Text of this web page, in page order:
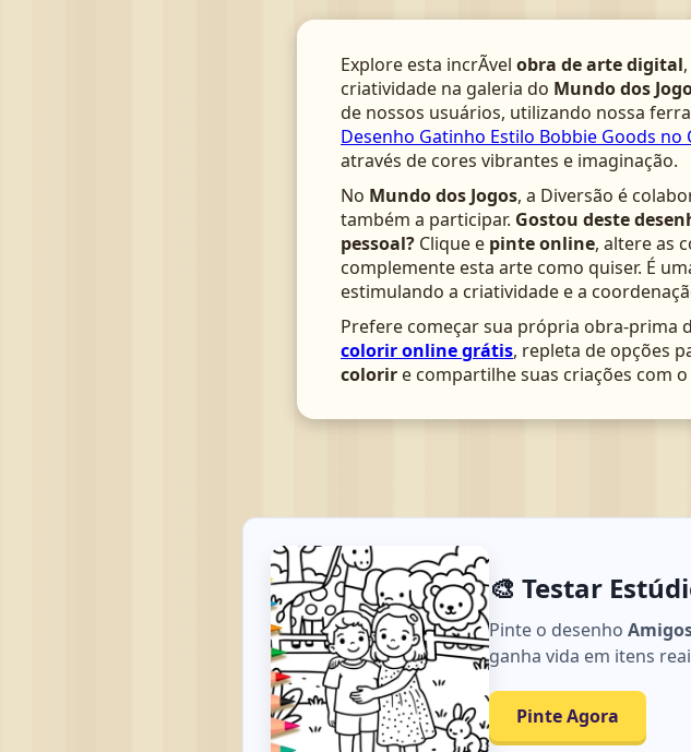
Explore esta incrÃ­vel obra de arte digital
criatividade na galeria do Mundo dos
de nossos usuários, utilizando nossa
Desenho Gatinho Estilo Bobbie Goods no
através de cores vibrantes e imaginação.
No Mundo dos Jogos, a Diversão é
também a participar. Gostou deste
pessoal? Clique e pinte online, altere as
complemente esta arte como quiser. É
estimulando a criatividade e a
Prefere começar sua própria obra-prima
colorir online grátis, repleta de opções
colorir e compartilhe suas criações com
🎨 Testar
Pinte o desenho
ganha vida em itens
Pinte Agora